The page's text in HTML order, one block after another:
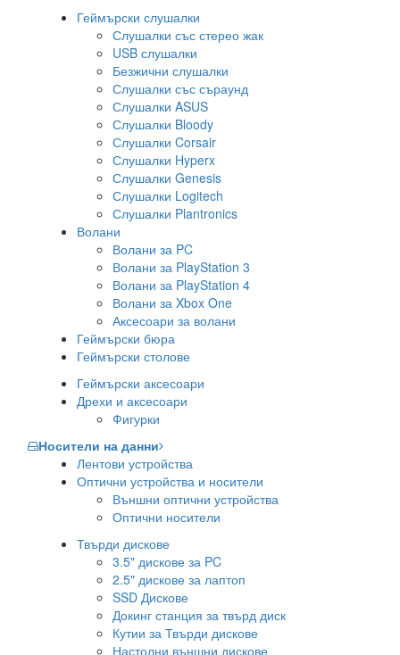
Геймърски слушалки
Слушалки със стерео жак
USB слушалки
Безжични слушалки
Слушалки със съраунд
Слушалки ASUS
Слушалки Bloody
Слушалки Corsair
Слушалки Hyperx
Слушалки Genesis
Слушалки Logitech
Слушалки Plantronics
Волани
Волани за PC
Волани за PlayStation 3
Волани за PlayStation 4
Волани за Xbox One
Аксесоари за волани
Геймърски бюра
Геймърски столове
Геймърски аксесоари
Дрехи и аксесоари
Фигурки
Носители на данни
Лентови устройства
Оптични устройства и носители
Външни оптични устройства
Оптични носители
Твърди дискове
3.5" дискове за PC
2.5" дискове за лаптоп
SSD Дискове
Докинг станция за твърд диск
Кутии за Твърди дискове
Настолни външни дискове